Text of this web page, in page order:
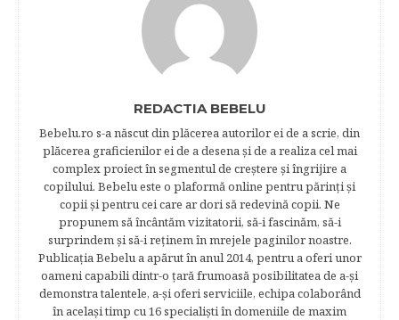
REDACTIA BEBELU
Bebelu.ro s-a născut din plăcerea autorilor ei de a scrie, din
plăcerea graficienilor ei de a desena şi de a realiza cel mai
complex proiect în segmentul de creştere şi îngrijire a
copilului. Bebelu este o plaformă online pentru părinţi şi
copii şi pentru cei care ar dori să redevină copii. Ne
propunem să încântăm vizitatorii, să-i fascinăm, să-i
surprindem şi să-i reţinem în mrejele paginilor noastre.​
Publicația Bebelu a apărut în anul 2014, pentru a oferi unor
oameni capabili dintr-o ţară frumoasă posibilitatea de a-şi
demonstra talentele, a-şi oferi serviciile, echipa colaborând
în acelaşi timp cu 16 specialişti în domeniile de maxim